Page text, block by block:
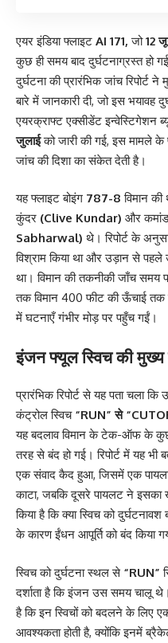
एयर इंडिया फ्लाइट AI 171, जो12
कुछ ही समय बाद दुर्घटनाग्रस्त हो
दुर्घटना की प्रारंभिक जांच
बारे में जानकारी दी, जो इस भयावह
एयरक्राफ्ट एक्सीडेंट इन्वेस्टिगेशन
जुलाईको जारी की गई, इस मामले
जांच की दिशा का संकेत देती है।
यह फ्लाइट बोइंग 787-8 विमान
कुंदर (Clive Kundar) और
Sabharwal) थे। रिपोर्ट के
विश्राम किया था और उड़ान से पहले
था। विमान की तकनीकी जाँच समय
तक विमान 400 फीट की ऊँचाई
में घटनाएँ गंभीर मोड़ पर पहुँच गईं।
इंजन फ्यूल स्विच की मुख्य
प्रारंभिक रिपोर्ट से यह पता चला
कंट्रोल स्विच“RUN” से
यह बदलाव विमान के टेक-ऑफ के
तरह से बंद हो गई। रिपोर्ट में यह भी
एक संवाद कैद हुआ, जिसमें एक
काटा, जबकि दूसरे पायलट ने
किया है कि क्या स्विच को
के कारण ईंधन आपूर्ति को बंद किया
स्विच को दुर्घटना स्थल से“RUN”
दर्शाता है कि इंजन उस समय चालू थे।
है कि इन स्विचों को बदलने के लिए
आवश्यकता होती है, क्योंकि इनमें